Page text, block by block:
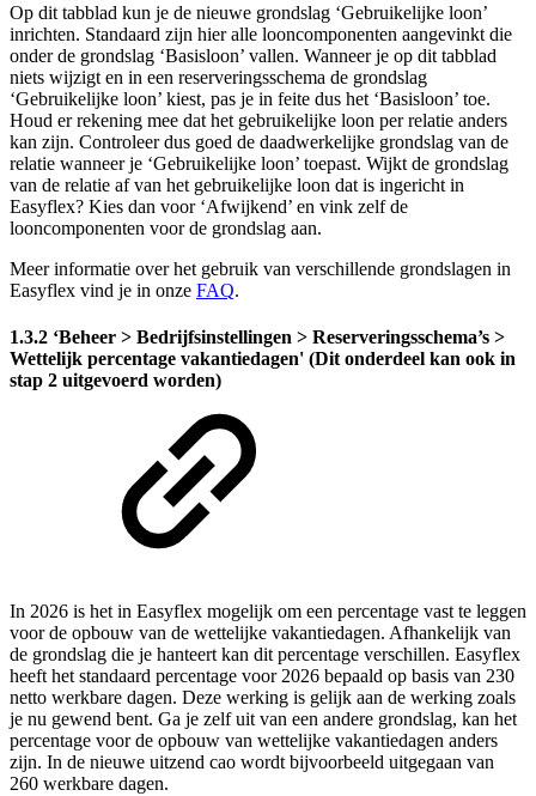
Op dit tabblad kun je de nieuwe grondslag ‘Gebruikelijke loon’
inrichten. Standaard zijn hier alle looncomponenten aangevinkt die
onder de grondslag ‘Basisloon’ vallen. Wanneer je op dit tabblad
niets wijzigt en in een reserveringsschema de grondslag
‘Gebruikelijke loon’ kiest, pas je in feite dus het ‘Basisloon’ toe.
Houd er rekening mee dat het gebruikelijke loon per relatie anders
kan zijn. Controleer dus goed de daadwerkelijke grondslag van de
relatie wanneer je ‘Gebruikelijke loon’ toepast. Wijkt de grondslag
van de relatie af van het gebruikelijke loon dat is ingericht in
Easyflex? Kies dan voor ‘Afwijkend’ en vink zelf de
looncomponenten voor de grondslag aan.
Meer informatie over het gebruik van verschillende grondslagen in
Easyflex vind je in onze FAQ.
1.3.2 ‘Beheer > Bedrijfsinstellingen > Reserveringsschema’s >
Wettelijk percentage vakantiedagen' (Dit onderdeel kan ook in
stap 2 uitgevoerd worden)
In 2026 is het in Easyflex mogelijk om een percentage vast te leggen
voor de opbouw van de wettelijke vakantiedagen. Afhankelijk van
de grondslag die je hanteert kan dit percentage verschillen. Easyflex
heeft het standaard percentage voor 2026 bepaald op basis van 230
netto werkbare dagen. Deze werking is gelijk aan de werking zoals
je nu gewend bent. Ga je zelf uit van een andere grondslag, kan het
percentage voor de opbouw van wettelijke vakantiedagen anders
zijn. In de nieuwe uitzend cao wordt bijvoorbeeld uitgegaan van
260 werkbare dagen.